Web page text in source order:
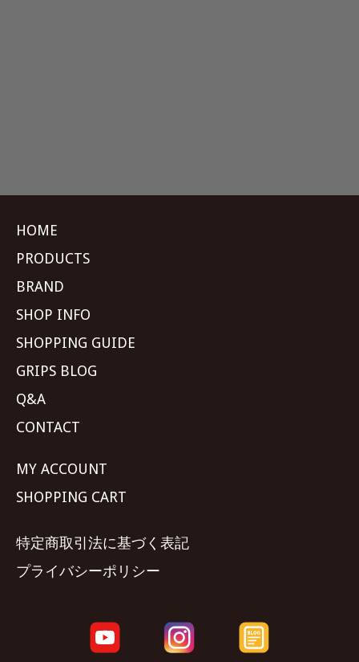
HOME
PRODUCTS
BRAND
SHOP INFO
SHOPPING GUIDE
GRIPS BLOG
Q&A
CONTACT
MY ACCOUNT
SHOPPING CART
特定商取引法に基づく表記
プライバシーポリシー